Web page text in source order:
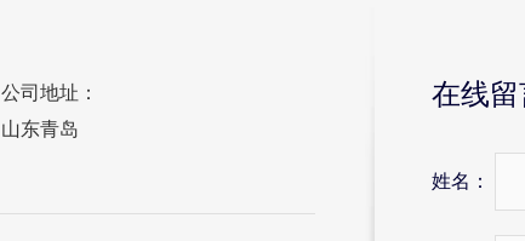
公司地址：
山东青岛
在线
姓名：